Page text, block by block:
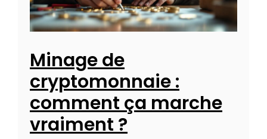
Minage de
cryptomonnaie :
comment ça marche
vraiment ?